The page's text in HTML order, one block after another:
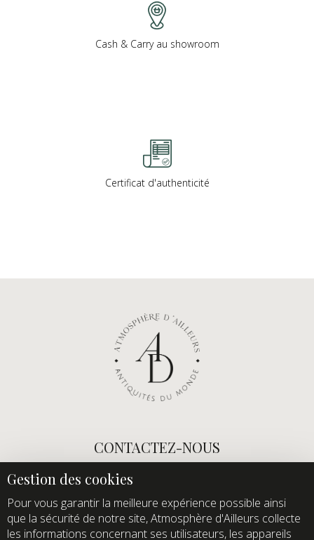
Cash & Carry au showroom
Certificat d'authenticité
CONTACTEZ-NOUS
info@atmospheredailleurs.com
Tel :
+33 (0)1 60 12 68 26
Domaine de Quincampoix
Route de Roussigny
Pour vous garantir la meilleure expérience possible ainsi
que la sécurité de notre site, Atmosphère d'Ailleurs collecte
les informations concernant ses utilisateurs, les appareils